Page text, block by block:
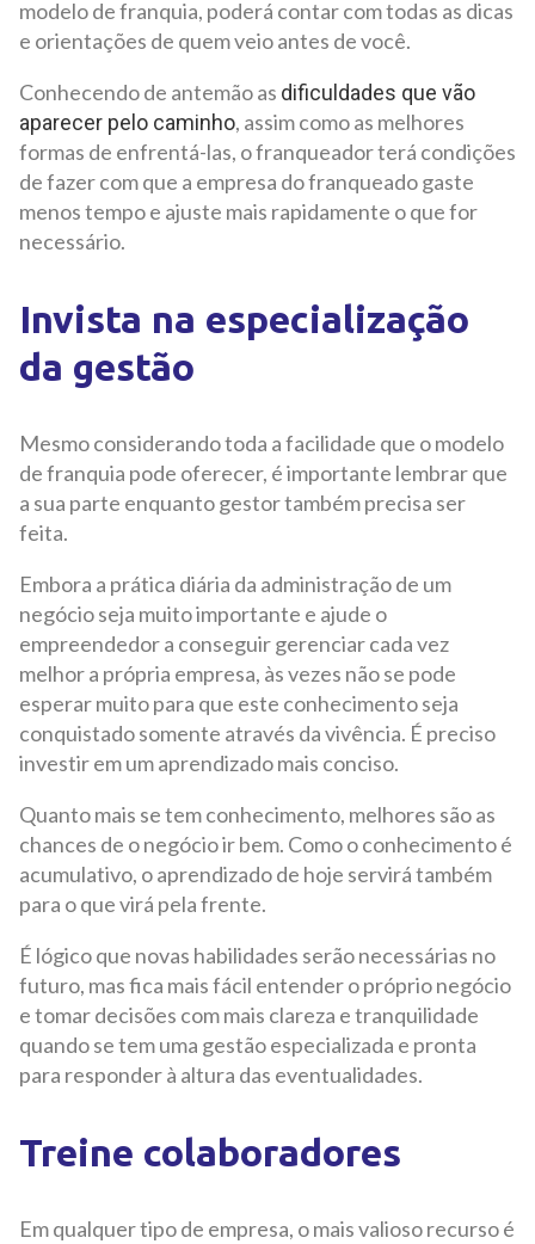
modelo de franquia, poderá contar com todas as dicas
e orientações de quem veio antes de você.
Conhecendo de antemão as dificuldades que vão
aparecer pelo caminho, assim como as melhores
formas de enfrentá-las, o franqueador terá condições
de fazer com que a empresa do franqueado gaste
menos tempo e ajuste mais rapidamente o que for
necessário.
Invista na especialização
da gestão
Mesmo considerando toda a facilidade que o modelo
de franquia pode oferecer, é importante lembrar que
a sua parte enquanto gestor também precisa ser
feita.
Embora a prática diária da administração de um
negócio seja muito importante e ajude o
empreendedor a conseguir gerenciar cada vez
melhor a própria empresa, às vezes não se pode
esperar muito para que este conhecimento seja
conquistado somente através da vivência. É preciso
investir em um aprendizado mais conciso.
Quanto mais se tem conhecimento, melhores são as
chances de o negócio ir bem. Como o conhecimento é
acumulativo, o aprendizado de hoje servirá também
para o que virá pela frente.
É lógico que novas habilidades serão necessárias no
futuro, mas fica mais fácil entender o próprio negócio
e tomar decisões com mais clareza e tranquilidade
quando se tem uma gestão especializada e pronta
para responder à altura das eventualidades.
Treine colaboradores
Em qualquer tipo de empresa, o mais valioso recurso é